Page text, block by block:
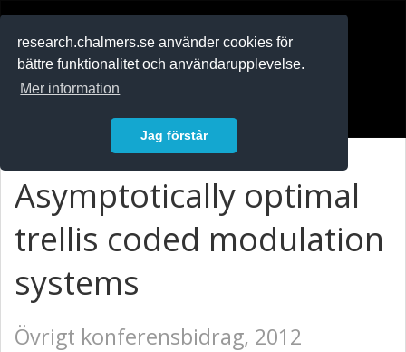
research.chalmers.se använder cookies för
bättre funktionalitet och användarupplevelse.
Mer information
Jag förstår
Asymptotically optimal
trellis coded modulation
systems
Övrigt konferensbidrag, 2012